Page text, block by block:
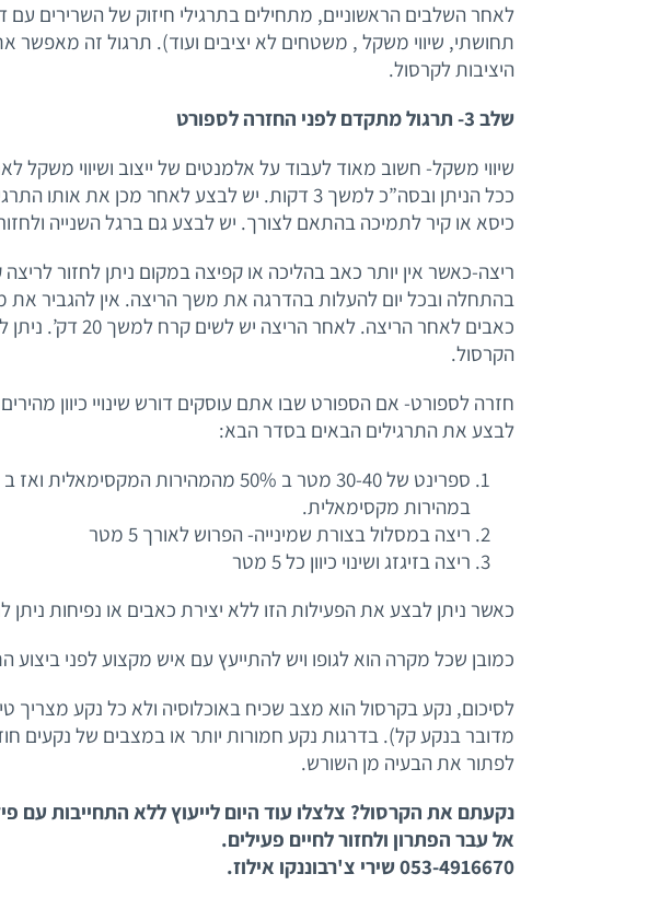
לאחר השלבים הראשוניים, מתחילים בתרגילי חיזוק של השרירים עם
תחושתי, שיווי משקל , משטחים לא יציבים ועוד). תרגול זה מאפשר
היציבות לקרסול.
שלב 3- תרגול מתקדם לפני החזרה לספורט
שיווי משקל- חשוב מאוד לעבוד על אלמנטים של ייצוב ושיווי
ככל הניתן ובסה”כ למשך 3 דקות. יש לבצע לאחר מכן
כיסא או קיר לתמיכה בהתאם לצורך. יש לבצע גם ברגל השנייה ולחזור על כך
בהתחלה ובכל יום להעלות בהדרגה את משך הריצה. אין להגביר את
כאבים לאחר הריצה.
הקרסול.
חזרה לספורט- אם הספורט שבו אתם עוסקים דורש שינויי כיוון
לבצע את התרגילים הבאים בסדר הבא:
במהירות מקסימאלית.
ריצה במסלול בצורת שמינייה- הפרוש לאורך 5 מטר
ריצה בזיגזג ושינוי כיוון כל 5 מטר
כאשר ניתן לבצע את הפעילות הזו ללא יצירת כאבים או נפיחות ניתן
כמובן שכל מקרה הוא לגופו ויש להתייעץ עם איש מקצוע לפני ביצוע
לסיכום, נקע בקרסול הוא מצב שכיח באוכלוסיה ולא כל נקע מצריך
מדובר בנקע קל). בדרגות נקע חמורות יותר או במצבים של נקעים
לפתור את הבעיה מן השורש.
נקעתם את הקרסול? צלצלו עוד היום לייעוץ ללא התחייבות עם
אל עבר הפתרון ולחזור לחיים פעילים.
053-4916670 שירי צ'רבוננקו אילוז.